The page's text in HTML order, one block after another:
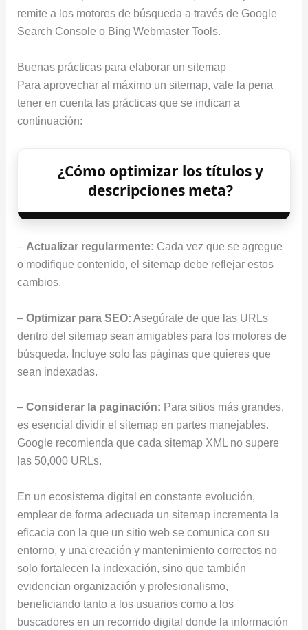
remite a los motores de búsqueda a través de Google
Search Console o Bing Webmaster Tools.
Buenas prácticas para elaborar un sitemap
Para aprovechar al máximo un sitemap, vale la pena
tener en cuenta las prácticas que se indican a
continuación:
¿Cómo optimizar los títulos y
descripciones meta?
– Actualizar regularmente: Cada vez que se agregue
o modifique contenido, el sitemap debe reflejar estos
cambios.
– Optimizar para SEO: Asegúrate de que las URLs
dentro del sitemap sean amigables para los motores de
búsqueda. Incluye solo las páginas que quieres que
sean indexadas.
– Considerar la paginación: Para sitios más grandes,
es esencial dividir el sitemap en partes manejables.
Google recomienda que cada sitemap XML no supere
las 50,000 URLs.
En un ecosistema digital en constante evolución,
emplear de forma adecuada un sitemap incrementa la
eficacia con la que un sitio web se comunica con su
entorno, y una creación y mantenimiento correctos no
solo fortalecen la indexación, sino que también
evidencian organización y profesionalismo,
beneficiando tanto a los usuarios como a los
buscadores en un recorrido digital donde la información